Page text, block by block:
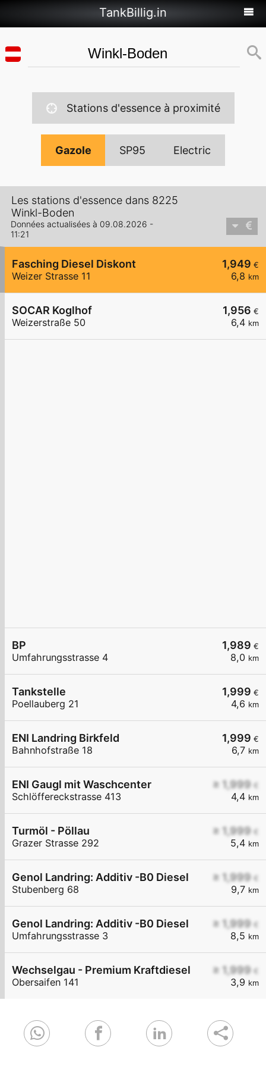
TankBillig.in
Stations d'essence à proximité
Gazole SP95 Electric
Les stations d'essence dans 8225
Winkl-Boden
Données actualisées à 09.08.2026 -
11:21
1,949 €
6,8 km
Fasching Diesel Diskont
Weizer Strasse 11
1,956 €
6,4 km
SOCAR Koglhof
Weizerstraße 50
1,989 €
8,0 km
BP
Umfahrungsstrasse 4
1,999 €
4,6 km
Tankstelle
Poellauberg 21
1,999 €
6,7 km
ENI Landring Birkfeld
Bahnhofstraße 18
≥ 1,999 €
4,4 km
ENI Gaugl mit Waschcenter
Schlöffereckstrasse 413
≥ 1,999 €
5,4 km
Turmöl - Pöllau
Grazer Strasse 292
≥ 1,999 €
9,7 km
Genol Landring: Additiv -B0 Diesel
Stubenberg 68
≥ 1,999 €
8,5 km
Genol Landring: Additiv -B0 Diesel
Umfahrungsstrasse 3
≥ 1,999 €
3,9 km
Wechselgau - Premium Kraftdiesel
Obersaifen 141